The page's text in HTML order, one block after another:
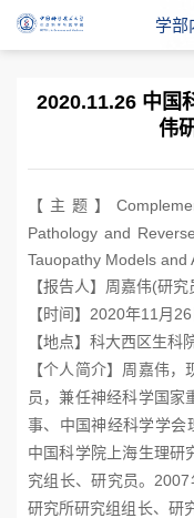
学部
2020.11.26 中国
伟
【主题】
Pathology and
Tauopathy Models and
【报告人】周嘉伟(研究
【时间】 2020年11 月 26
【地点】科大西区生科
【个人简介】 周嘉伟，
员，兼任神经科学国家
事、中国神经科学学会
中国科学院上海生理研
究组长、研究员。2007
研究所研究组组长、研